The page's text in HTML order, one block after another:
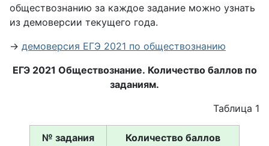
обществознанию за каждое задание можно узнать
из демоверсии текущего года.
→ демоверсия ЕГЭ 2021 по обществознанию
ЕГЭ 2021 Обществознание. Количество баллов по
заданиям.
Таблица 1
№ задания Количество баллов